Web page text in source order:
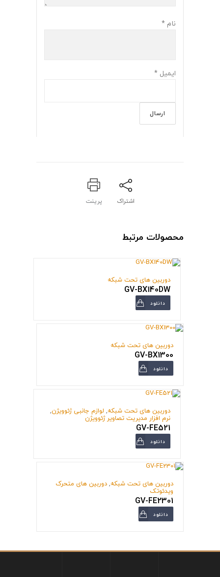
نام*
ایمیل *
اشتراک پرینت
محصولات مرتبط
دوربین های تحت شبکه
GV-BX140DW
دانلود
دوربین های تحت شبکه
GV-BX1300
دانلود
دوربین های تحت شبکه, لوازم جانبی ژئوویژن,
نرم افزار مدیریت تصاویر ژئوویژن
GV-FE521
دانلود
دوربین های تحت شبکه,دوربین های متحرک
ویدئوتک
GV-FE2301
دانلود